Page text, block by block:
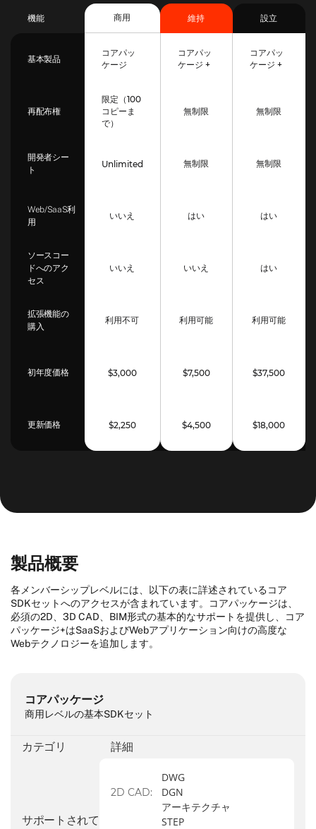
機能
基本製品
再配布権
開発者シー
ト
Web/SaaS利
用
ソースコー
ドへのアク
セス
拡張機能の
購入
初年度価格
更新価格
商用
コアパッ
ケージ
限定（100
コピーま
で）
Unlimited
いいえ
いいえ
利用不可
$3,000
$2,250
維持
コアパッ
ケージ +
無制限
無制限
はい
いいえ
利用可能
$7,500
$4,500
設立
コアパッ
ケージ +
無制限
無制限
はい
はい
利用可能
$37,500
$18,000
ジ
ジ +
ジ +
再配布権
コピー
まで）
開発者シ
ート
無制限無制限無制限
Web/SaaS
利用
いいえはい
はい
アクセス
拡張機能
の購入
利用不 利用可
能
利用可
$4,500$18,000
製品概要
各メンバーシップレベルには、以下の表に詳述されているコア
SDKセットへのアクセスが含まれています。コアパッケージは、
必須の2D、3D CAD、BIM形式の基本的なサポートを提供し、コア
パッケージ+はSaaSおよびWebアプリケーション向けの高度な
Webテクノロジーを追加します。
コアパッケージ
商用レベルの基本SDKセット
カテゴリ 詳細
サポートされて
2D CAD:
DWG
DGN
アーキテクチャ
STEP